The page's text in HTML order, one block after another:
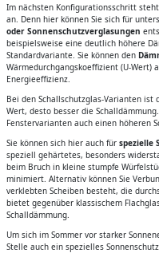
Im nächsten Konfigurationsschritt
an. Denn hier können Sie sich für
oder Sonnenschutzverglasungen
beispielsweise eine deutlich höhere
Standardvariante. Sie können den
Wärmedurchgangskoeffizient (U-Wert)
Energieeffizienz.
Bei den Schallschutzglas-Varianten ist
Wert, desto besser die
Fenstervarianten auch einen höheren
Sie können sich hier auch für spezielle
speziell gehärtetes, besonders
beim Bruch in kleine stumpfe
minimiert. Alternativ können Sie
verklebten Scheiben besteht, die
bietet gegenüber klassischem
Schalldämmung.
Um sich im Sommer vor starker
Stelle auch ein spezielles